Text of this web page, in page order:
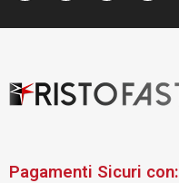
Pagamenti Sicuri con: